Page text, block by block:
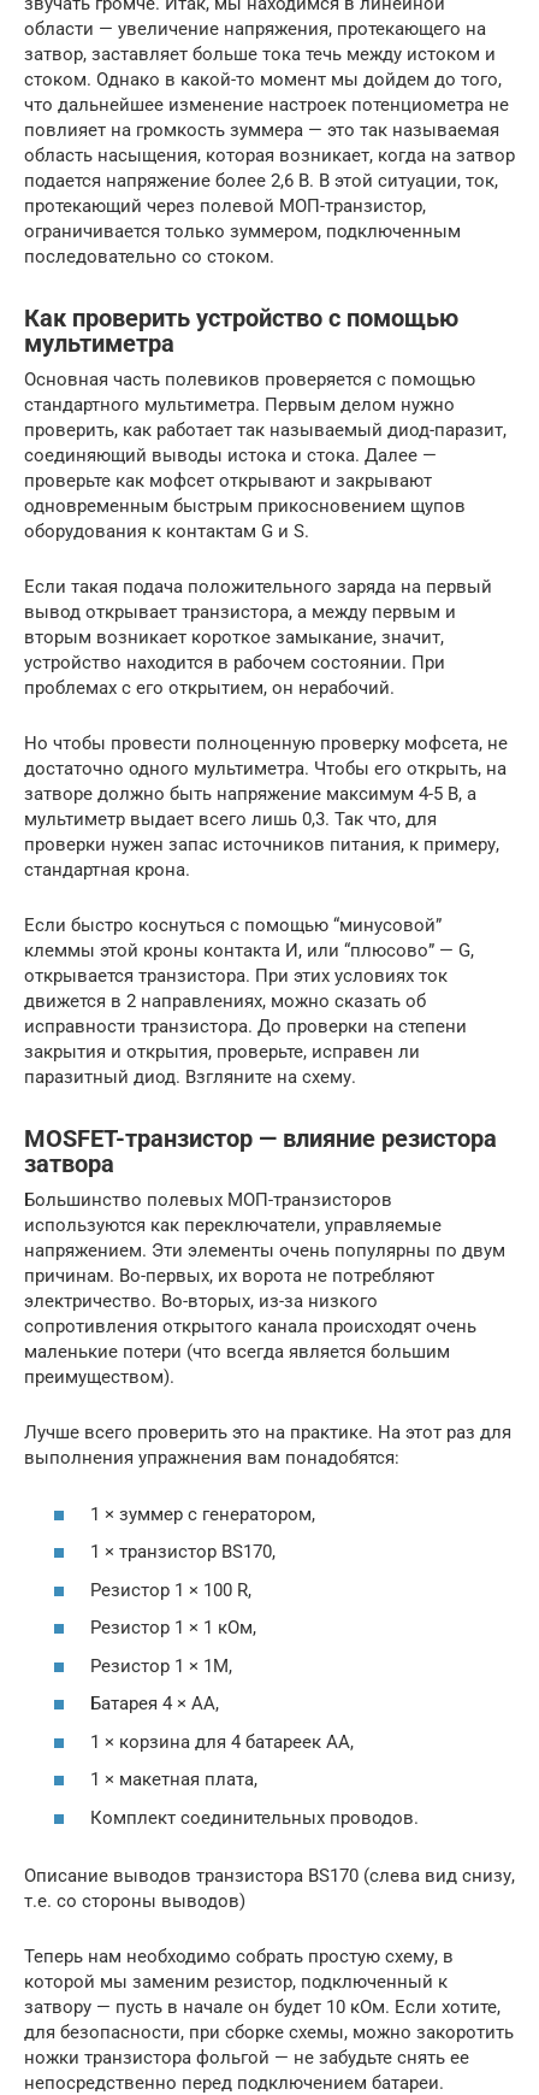
области — увеличение напряжения, протекающего на
затвор, заставляет больше тока течь между истоком и
стоком. Однако в какой-то момент мы дойдем до того,
что дальнейшее изменение настроек потенциометра не
повлияет на громкость зуммера — это так называемая
область насыщения, которая возникает, когда на затвор
подается напряжение более 2,6 В. В этой ситуации, ток,
протекающий через полевой МОП-транзистор,
ограничивается только зуммером, подключенным
последовательно со стоком.
Как проверить устройство с помощью
мультиметра
Основная часть полевиков проверяется с помощью
стандартного мультиметра. Первым делом нужно
проверить, как работает так называемый диод-паразит,
соединяющий выводы истока и стока. Далее —
проверьте как мофсет открывают и закрывают
одновременным быстрым прикосновением щупов
оборудования к контактам G и S.
Если такая подача положительного заряда на первый
вывод открывает транзистора, а между первым и
вторым возникает короткое замыкание, значит,
устройство находится в рабочем состоянии. При
проблемах с его открытием, он нерабочий.
Но чтобы провести полноценную проверку мофсета, не
достаточно одного мультиметра. Чтобы его открыть, на
затворе должно быть напряжение максимум 4-5 В, а
мультиметр выдает всего лишь 0,3. Так что, для
проверки нужен запас источников питания, к примеру,
стандартная крона.
Если быстро коснуться с помощью “минусовой”
клеммы этой кроны контакта И, или “плюсово” — G,
открывается транзистора. При этих условиях ток
движется в 2 направлениях, можно сказать об
исправности транзистора. До проверки на степени
закрытия и открытия, проверьте, исправен ли
паразитный диод. Взгляните на схему.
MOSFET-транзистор — влияние резистора
затвора
Большинство полевых МОП-транзисторов
используются как переключатели, управляемые
напряжением. Эти элементы очень популярны по двум
причинам. Во-первых, их ворота не потребляют
электричество. Во-вторых, из-за низкого
сопротивления открытого канала происходят очень
маленькие потери (что всегда является большим
преимуществом).
Лучше всего проверить это на практике. На этот раз для
выполнения упражнения вам понадобятся:
1 × зуммер с генератором,
1 × транзистор BS170,
Резистор 1 × 100 R,
Резистор 1 × 1 кОм,
Резистор 1 × 1М,
Батарея 4 × AA,
1 × корзина для 4 батареек АА,
1 × макетная плата,
Комплект соединительных проводов.
Описание выводов транзистора BS170 (слева вид снизу,
т.е. со стороны выводов)
Теперь нам необходимо собрать простую схему, в
которой мы заменим резистор, подключенный к
затвору — пусть в начале он будет 10 кОм. Если хотите,
для безопасности, при сборке схемы, можно закоротить
ножки транзистора фольгой — не забудьте снять ее
непосредственно перед подключением батареи.